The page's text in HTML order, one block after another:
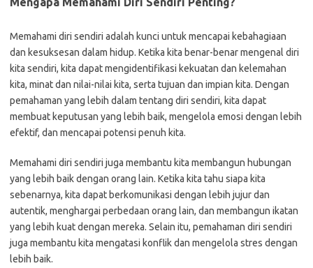
Memahami diri sendiri adalah kunci untuk mencapai kebahagiaan
dan kesuksesan dalam hidup. Ketika kita benar-benar mengenal diri
kita sendiri, kita dapat mengidentifikasi kekuatan dan kelemahan
kita, minat dan nilai-nilai kita, serta tujuan dan impian kita. Dengan
pemahaman yang lebih dalam tentang diri sendiri, kita dapat
membuat keputusan yang lebih baik, mengelola emosi dengan lebih
efektif, dan mencapai potensi penuh kita.
Memahami diri sendiri juga membantu kita membangun hubungan
yang lebih baik dengan orang lain. Ketika kita tahu siapa kita
sebenarnya, kita dapat berkomunikasi dengan lebih jujur ​​dan
autentik, menghargai perbedaan orang lain, dan membangun ikatan
yang lebih kuat dengan mereka. Selain itu, pemahaman diri sendiri
juga membantu kita mengatasi konflik dan mengelola stres dengan
lebih baik.